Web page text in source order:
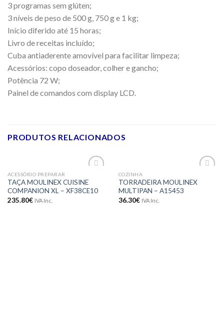
3 programas sem glúten;
3 níveis de peso de 500 g, 750 g e 1 kg;
Início diferido até 15 horas;
Livro de receitas incluído;
Cuba antiaderente amovível para facilitar limpeza;
Acessórios: copo doseador, colher e gancho;
Potência 72 W;
Painel de comandos com display LCD.
PRODUTOS RELACIONADOS
aos meus
desejos
ACESSÓRIO PREPARAR
TAÇA MOULINEX CUISINE
COMPANION XL – XF38CE10
235.80€ IVA Inc.
aos meus
COZINHA
TORRADEIRA MOULINEX
MULTIPAN – A15453
36.30€ IVA Inc.